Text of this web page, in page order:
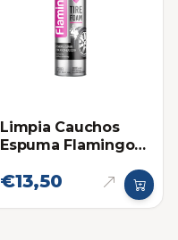
Limpia Cauchos
Espuma Flamingo
€13,50